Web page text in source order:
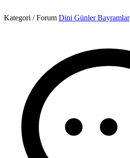
Kategori / Forum Dini Günler Bayramlar